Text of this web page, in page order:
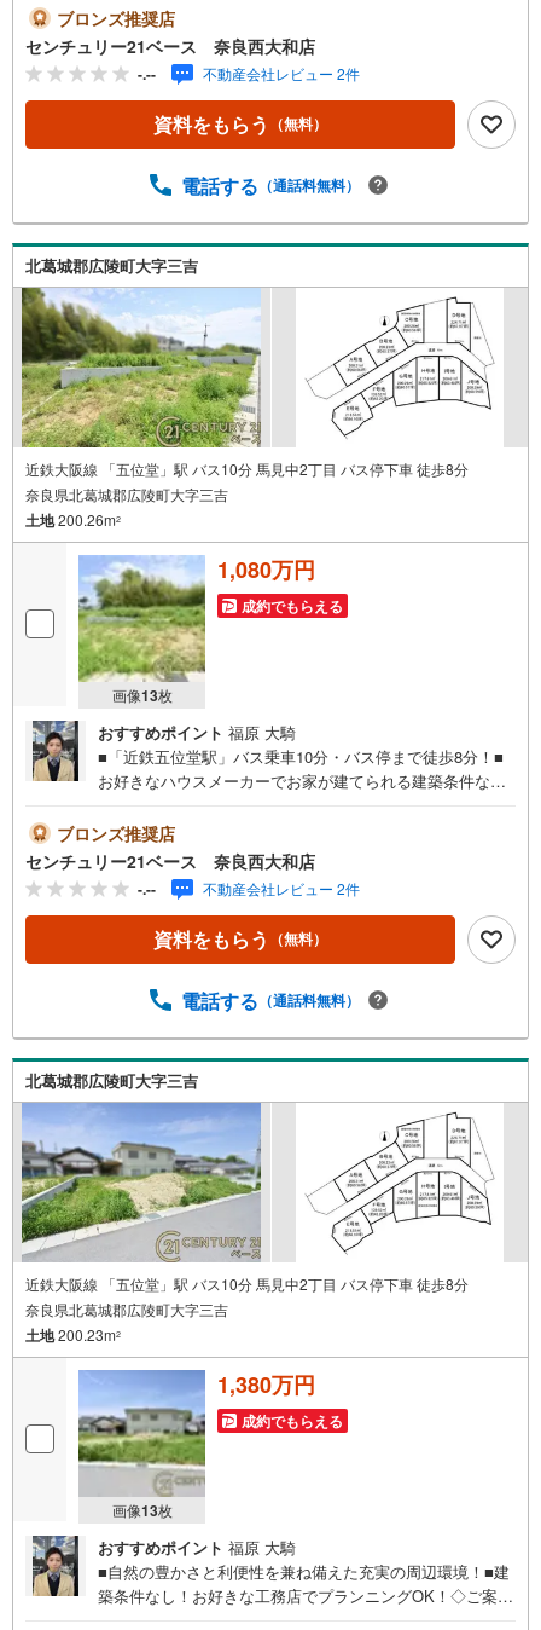
事終わりのお時間でもご見学可！・今から見たい！という
お声にもご対応できます！◇住宅ローンもお任せくださ
い！◇・提携銀行多数あり（地方銀行・都市銀行・信用金
庫etc）・優遇後適用金利 0.875％～（審査内容により異な
ります）--- ◇◇ Yahoo！不動産キャンペーン対象店舗 ◇◇
----当店で物件を成約いただくとPayPayボーナスライトが
象になります。「資料をもらう」「見学予約をする」から
のうえお問い合わせください。-----------------------------
ブロンズ推奨店
センチュリー21ベース 奈良西大和店
-.-- 不動産会社レビュー 2件
資料をもらう （無料）
電話する （通話料無料）
北葛城郡広陵町大字三吉
近鉄大阪線 「五位堂」駅 バス10分 馬見中2丁目 バス停下車 徒歩8分
奈良県北葛城郡広陵町大字三吉
土地200.26m2
画像13枚
1,080万円
成約でもらえる
おすすめポイント 福原 大騎
■「近鉄五位堂駅」バス乗車10分・バス停まで徒歩8分！■
お好きなハウスメーカーでお家が建てられる建築条件なし
仕事終わりのお時間でもご見学可！・今から見たい！とい
うお声にもご対応できます！◇住宅ローンもお任せくださ
い！◇・提携銀行多数あり（地方銀行・都市銀行・信用金
庫etc）・優遇後適用金利 0.875％～（審査内容により異な
ります）--- ◇◇ Yahoo！不動産キャンペーン対象店舗 ◇◇
----当店で物件を成約いただくとPayPayボーナスライトが
象になります。「資料をもらう」「見学予約をする」から
のうえお問い合わせください。-----------------------------
ブロンズ推奨店
センチュリー21ベース 奈良西大和店
-.-- 不動産会社レビュー 2件
資料をもらう （無料）
電話する （通話料無料）
北葛城郡広陵町大字三吉
近鉄大阪線 「五位堂」駅 バス10分 馬見中2丁目 バス停下車 徒歩8分
奈良県北葛城郡広陵町大字三吉
土地200.23m2
画像13枚
1,380万円
成約でもらえる
おすすめポイント 福原 大騎
■自然の豊かさと利便性を兼ね備えた充実の周辺環境！■建
築条件なし！お好きな工務店でプランニングOK！◇ご案内